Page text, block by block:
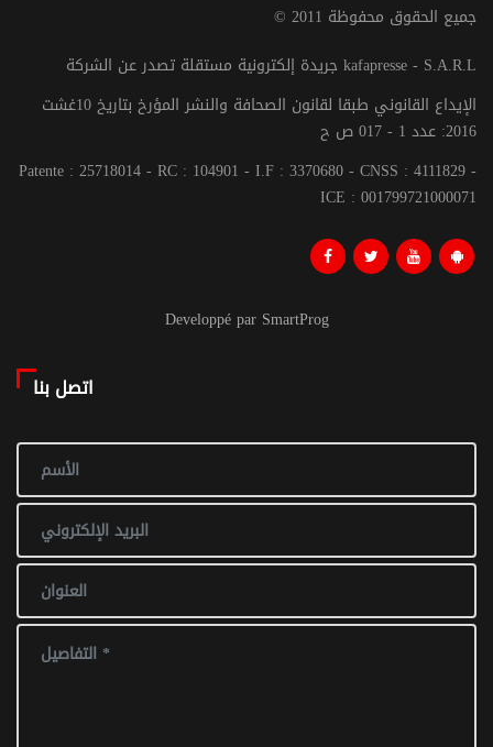
© جميع الحقوق محفوظة 2011
جريدة إلكترونية مستقلة تصدر عن الشركة kafapresse - S.A.R.L
الإيداع القانوني طبقا لقانون الصحافة والنشر المؤرخ بتاريخ 10غشت
2016: عدد 1 - 017 ص ح
Patente : 25718014 - RC : 104901 - I.F : 3370680 - CNSS : 4111829 -
ICE : 001799721000071
Developpé par SmartProg
اتصل بنا